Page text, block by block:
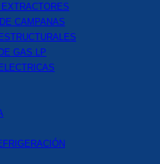
CAMPANAS
GAS LP